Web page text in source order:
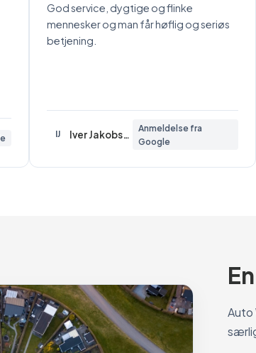
God service, dygtige og flinke
mennesker og man får høflig og seriøs
betjening.
IJ Iver Jakobsen
Anmeldelse fra
Google
Auto